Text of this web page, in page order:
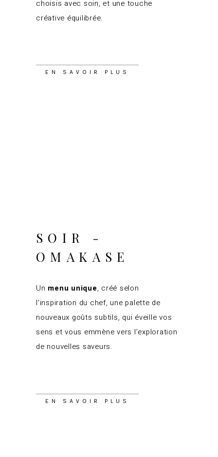
choisis avec soin, et une touche
créative équilibrée.
EN SAVOIR PLUS
SOIR -
OMAKASE
Un menu unique, créé selon
l’inspiration du chef, une palette de
nouveaux goûts subtils, qui éveille vos
sens et vous emmène vers l’exploration
de nouvelles saveurs.
EN SAVOIR PLUS